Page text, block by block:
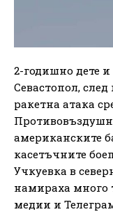
2-годишно дете
Севастопол,
ракетна атака
американските
касетъчните
Учкуевка в
намираха много
медии и